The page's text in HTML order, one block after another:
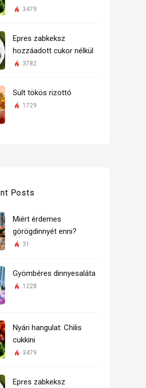
3479
Epres zabkeksz
hozzáadott cukor nélkül
3782
Sült tökös rizottó
1729
Posts
Miért érdemes
görögdinnyét enni?
31
Gyömbéres dinnyesaláta
1228
Nyári hangulat: Chilis
cukkini
3479
Epres zabkeksz